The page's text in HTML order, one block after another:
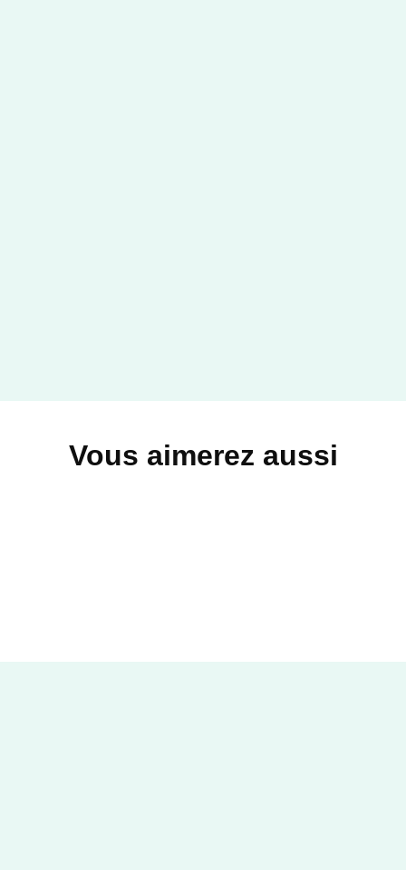
Vous aimerez aussi